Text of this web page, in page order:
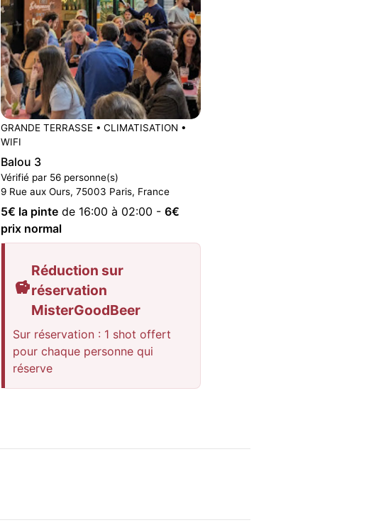
GRANDE TERRASSE • CLIMATISATION •
WIFI
Balou 3
Vérifié par 56 personne(s)
9 Rue aux Ours, 75003 Paris, France
5€ la pinte de 16:00 à 02:00 - 6€
prix normal
Réduction sur
réservation
MisterGoodBeer
Sur réservation : 1 shot offert
pour chaque personne qui
réserve